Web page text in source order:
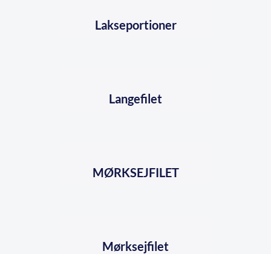
Lakseportioner
Langefilet
Mørksejfilet
MØRKSEJFILET